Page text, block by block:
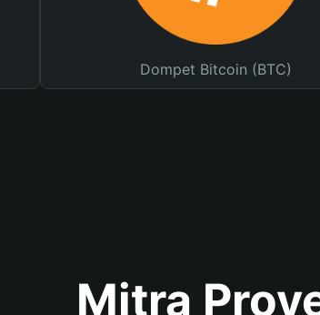
Dompet Bitcoin (BTC)
Mitra